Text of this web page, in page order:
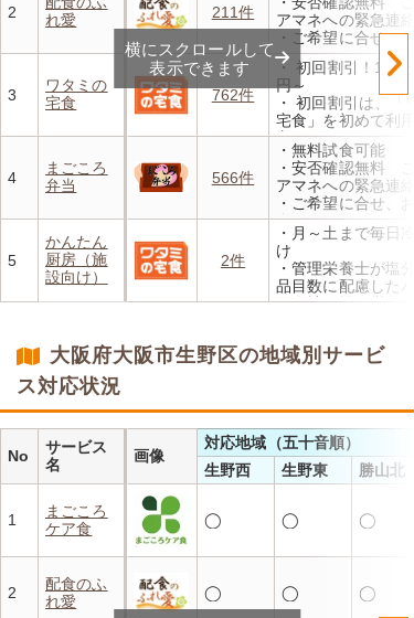
・定期は通常価格
んと20％OFF！
2
れ愛
211件
アマネへの緊急連絡
・ご希望に合せ、
食、アレルギーに無
・1回だけ、1食だ
もOK
3
ワタミの
宅食
762件
・ 初回割引！1食
円～
・ 初回割引は、「
宅食」を初めて利用
方、または6か月以
お休みされている
なります。※「好
ず」「好い日の御
外
・香り、風味、食
るよう冷蔵でお届け
・日替わりの献立
らご利用可能
4
まごころ
弁当
566件
・無料試食可能
・安否確認無料 ご
アマネへの緊急連絡
・ご希望に合せ、
食、アレルギーに無
・1回だけ、1食だ
もOK
5
かんたん
厨房（施
設向け）
2件
・月～土まで毎日
け
・管理栄養士が塩
品目数に配慮した
・自社工場で厳格
減を実現！温める
横にスクロールして
表示できます
大阪府大阪市生野区の地域別サービ
ス対応状況
No
サービス
名
画像
対応地域（五十音順）
生野西
生野東 勝山北
1
まごころ
ケア食
◯ ◯ ◯
2
配食のふ
れ愛
◯ ◯ ◯